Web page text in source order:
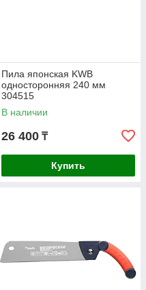
Пила японская KWB
односторонняя 240 мм
304515
В наличии
26 400 ₸
Купить